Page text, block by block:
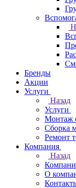
Бренды
Акции
Услуги
Назад
Услуги
Монтаж
Сборка
Ремонт
Компания
Назад
О